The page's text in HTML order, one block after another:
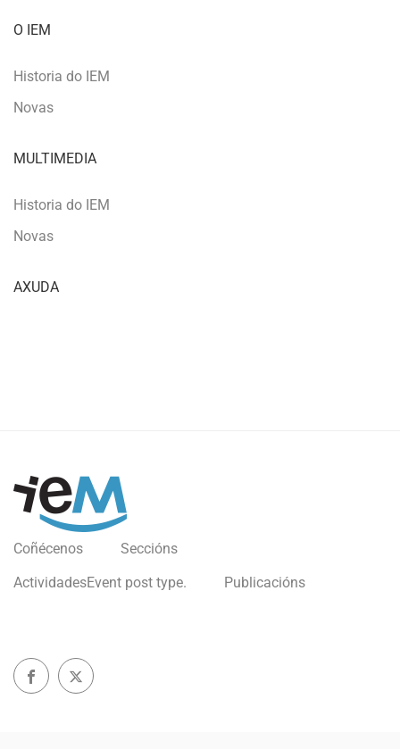
O IEM
Historia do IEM
Novas
MULTIMEDIA
Historia do IEM
Novas
AXUDA
Coñécenos
Seccións
ActividadesEvent post type. Publicacións